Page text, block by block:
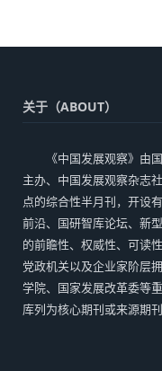
关于（ABOUT）
《中国发展观察》由
主办、中国发展观察杂志
点的综合性半月刊，开设
前沿、国研智库论坛、新
的前瞻性、权威性、可读
党政机关以及企业家阶层
学院、国家发展改革委等
库列为核心期刊或来源期刊